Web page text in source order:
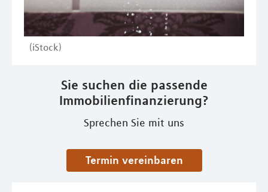
(iStock)
Sie suchen die passende
Immobilienfinanzierung?
Sprechen Sie mit uns
Termin vereinbaren